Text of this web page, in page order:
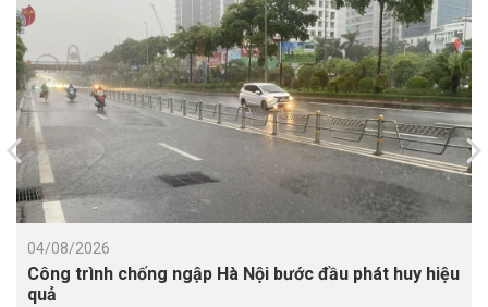
04/08/2026
Công trình chống ngập Hà Nội bước đầu phát huy hiệu
quả